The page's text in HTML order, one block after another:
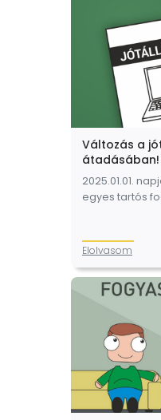
Változás a
átadásában!
2025.01.01.
egyes tartós
változások a
érintik. Az
mi változik…
Elolvasom